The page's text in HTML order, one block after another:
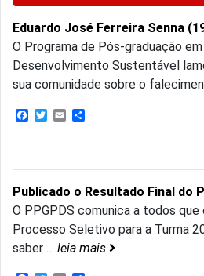
Eduardo José Ferreira Senna
O Programa de Pós-graduação
Desenvolvimento Sustentável
sua comunidade sobre o
Facebook
Twitter
Email
Publicado o Resultado Final do
O PPGPDS comunica a todos
Processo Seletivo para a Turma
saber … leia mais